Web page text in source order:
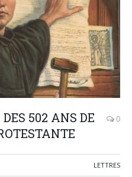
502 ANS DE
0
LETTRES